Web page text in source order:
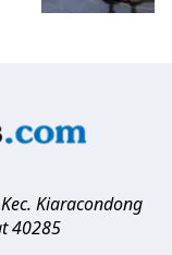
Kiaracondong
40285